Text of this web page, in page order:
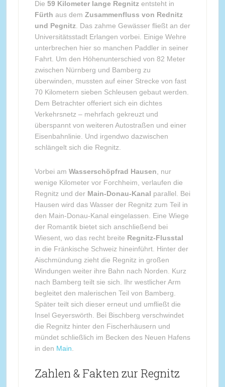
Die 59 Kilometer lange Regnitz entsteht in
Fürth aus dem Zusammenfluss von Rednitz
und Pegnitz . Das zahme Gewässer fließt an der
Universitätsstadt Erlangen vorbei. Einige Wehre
unterbrechen hier so manchen Paddler in seiner
Fahrt. Um den Höhenunterschied von 82 Meter
zwischen Nürnberg und Bamberg zu
überwinden, mussten auf einer Strecke von fast
70 Kilometern sieben Schleusen gebaut werden.
Dem Betrachter offeriert sich ein dichtes
Verkehrsnetz – mehrfach gekreuzt und
überspannt von weiteren Autostraßen und einer
Eisenbahnlinie. Und irgendwo dazwischen
schlängelt sich die Regnitz.
Vorbei am Wasserschöpfrad Hausen , nur
wenige Kilometer vor Forchheim, verlaufen die
Regnitz und der Main-Donau-Kanal parallel. Bei
Hausen wird das Wasser der Regnitz zum Teil in
den Main-Donau-Kanal eingelassen. Eine Wiege
der Romantik bietet sich anschließend bei
Wiesent, wo das recht breite Regnitz-Flusstal
in die Fränkische Schweiz hineinführt. Hinter der
Aischmündung zieht die Regnitz in großen
Windungen weiter ihre Bahn nach Norden. Kurz
nach Bamberg teilt sie sich. Ihr westlicher Arm
begleitet den malerischen Teil von Bamberg.
Später teilt sich dieser erneut und umfließt die
Insel Geyerswörth. Bei Bischberg verschwindet
die Regnitz hinter den Fischerhäusern und
mündet schließlich im Becken des Neuen Hafens
in den Main
Zahlen & Fakten zur Regnitz